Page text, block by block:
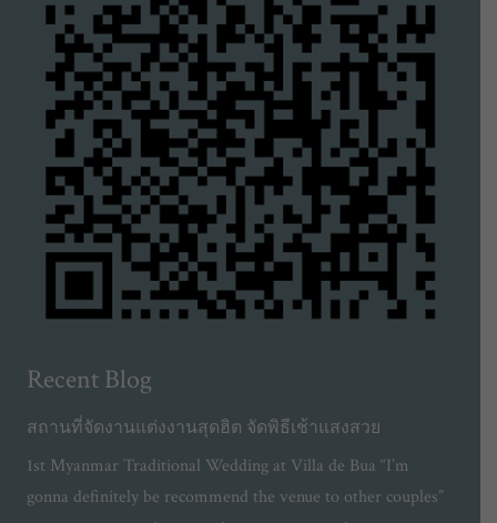
Recent Blog
สถานที่จัดงานแต่งงานสุดฮิต จัดพิธีเช้าแสงสวย
1st Myanmar Traditional Wedding at Villa de Bua “I’m
gonna definitely be recommend the venue to other couples”